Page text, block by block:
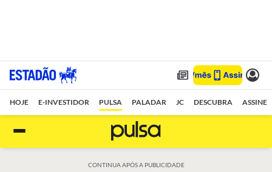
HOJE E-INVESTIDOR PULSA PALADAR JC DESCUBRA ASSINE
CONTINUA APÓS A PUBLICIDADE